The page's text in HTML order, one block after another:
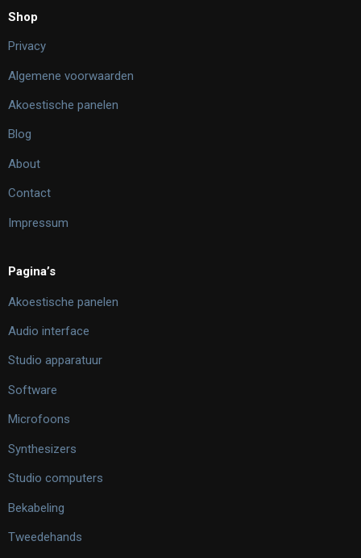
Shop
Privacy
Algemene voorwaarden
Akoestische panelen
Blog
About
Contact
Impressum
Pagina’s
Akoestische panelen
Audio interface
Studio apparatuur
Software
Microfoons
Synthesizers
Studio computers
Bekabeling
Tweedehands